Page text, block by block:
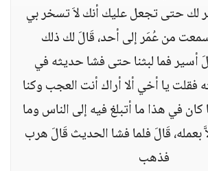
لك حتى تجعل عليك أنك لاَ تسخر بي
من عُمَر إلى أحد، قَالَ لك ذلك
أسير فما لبثنا حتى فشا حديثه في
فقلت يا أخي ألا أراك أنت العجب وكنا
كان في هذا ما أتبلغ فيه إلى الناس وما
قَالَ فلما فشا الحديث قَالَ هرب
فذهب